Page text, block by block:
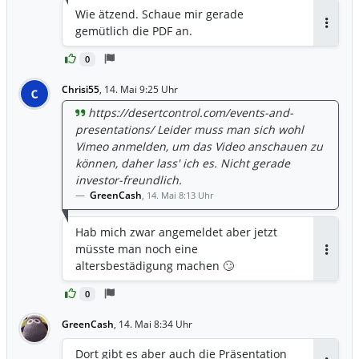
Konzentrats verdient. Dies soll den Weg
zum **Break-even** beschleunigen.
### 2. Technologische Skalierung: Die
neue Produktionseinheit Ein zentraler
Teil der Datei widmet sich der
Entwicklung der LNC-
Produktionsanlagen (Seite 54): *
**Inhalt:** Die Kapazität wurde massiv
gesteigert – von ursprünglich 120
Litern/Stunde auf über **90.000
Liter/Stunde** bei den neuesten semi-
automatisierten Einheiten. *
**Bedeutung:** Während man früher
9,5 Jahre brauchte, um 50 Hektar Land zu
behandeln, schafft die neue Generation
dies in nur **7 Tagen**. Dies macht die
Technologie erstmals für die industrielle
Landwirtschaft und großflächige
staatliche Projekte (wie die *Saudi Green
Initiative*) wirtschaftlich nutzbar. ### 3.
US-Markt: Das PAYS-Modell (Pay-As-You-
0
Wie ätzend. Schaue mir gerade
gemütlich die PDF an.
C Chrisi55, 14. Mai 9:25 Uhr
0
https://desertcontrol.com/events-and-
presentations/ Leider muss man sich wohl
Vimeo anmelden, um das Video anschauen zu
können, daher lass' ich es. Nicht gerade
investor-freundlich.
GreenCash, 14. Mai 8:13 Uhr
Hab mich zwar angemeldet aber jetzt
müsste man noch eine
altersbestädigung machen 🙄
GreenCash, 14. Mai 8:34 Uhr
Dort gibt es aber auch die Präsentation